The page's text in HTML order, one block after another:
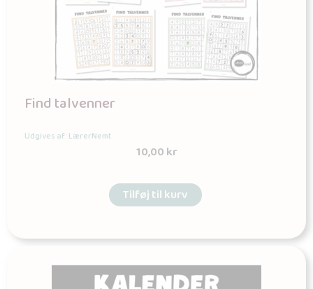
Find talvenner
Udgives af: LærerNemt
10,00kr
Tilføj til kurv